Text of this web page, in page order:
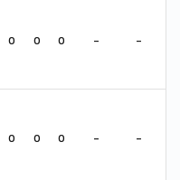
0 0 0 - -
0 0 0 - -